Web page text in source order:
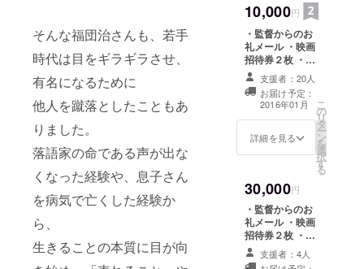
そんな福団治さんも、若手
時代は目をギラギラさせ、
有名になるために
他人を蹴落としたこともあ
りました。
落語家の命である声が出な
くなった経験や、息子さん
を病気で亡くした経験か
ら、
生きることの本質に目が向
イス」を独
自に企画提
案、NHK総
合で定時番
組化される
など、テレ
ビという表
現メディア
の中で、独
と、新しい
可能性に常
にチャレン
ジしていま
す。
10,000円
・監督からのお
礼メール ・映画
招待券２枚 ・映
画企画書１部 ・
映画本編より厳
選したスチール
写真3枚(データ)
・映画のパンフ
レットにお名前
を掲載 ・映画の
支援者：20人
お届け予定：
2016年01月
詳細を見る
こ
の
リ
タ
ー
ン
を
選
択
す
る
30,000円
・監督からのお
礼メール ・映画
招待券２枚 ・映
画企画書１部 ・
映画本編より厳
支援者：4人